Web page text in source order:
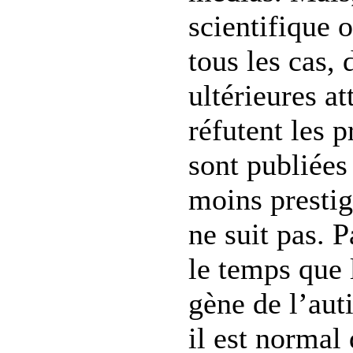
scientifique
tous les cas,
ultérieures
réfutent les
sont
moins
ne suit pas.
le temps que
gène de
il est normal